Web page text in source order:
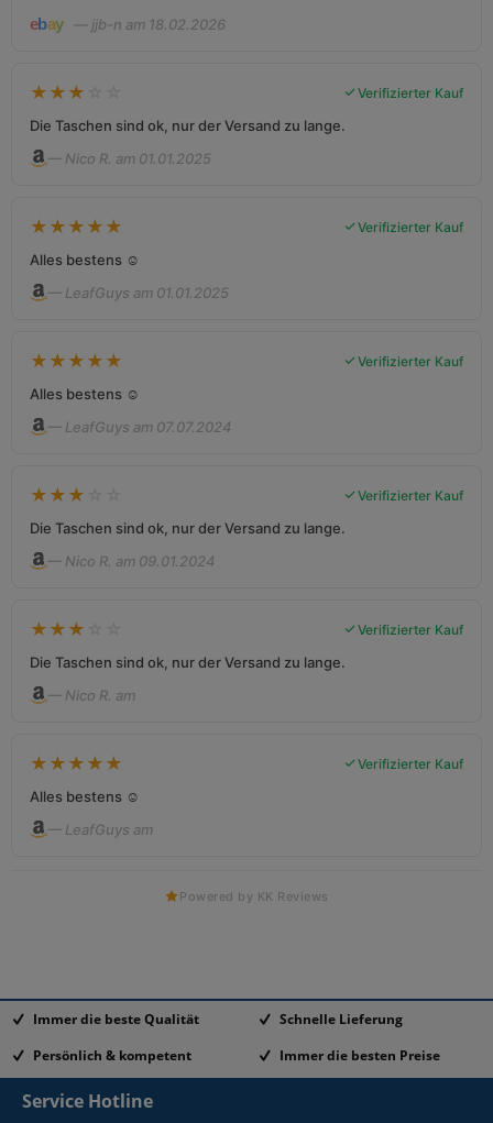
— jjb-n am 18.02.2026
★ ★ ★ Verifizierter Kauf
Die Taschen sind ok, nur der Versand zu lange.
— Nico R. am 01.01.2025
★ ★ ★ ★ ★ Verifizierter Kauf
Alles bestens ☺️
— LeafGuys am 01.01.2025
★ ★ ★ ★ ★ Verifizierter Kauf
Alles bestens ☺️
— LeafGuys am 07.07.2024
★ ★ ★ Verifizierter Kauf
Die Taschen sind ok, nur der Versand zu lange.
— Nico R. am 09.01.2024
★ ★ ★ Verifizierter Kauf
Die Taschen sind ok, nur der Versand zu lange.
— Nico R. am
★ ★ ★ ★ ★ Verifizierter Kauf
Alles bestens ☺️
— LeafGuys am
Powered by KK Reviews
Immer die beste Qualität
Schnelle Lieferung
Persönlich & kompetent
Immer die besten Preise
Service Hotline